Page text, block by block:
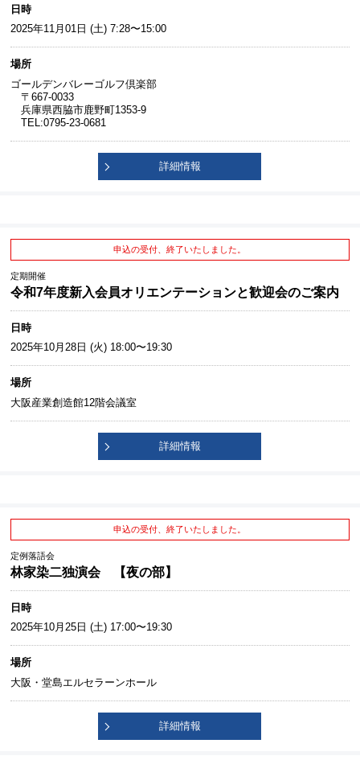
日時
2025年11月01日 (土) 7:28〜15:00
場所
ゴールデンバレーゴルフ倶楽部
〒667-0033
兵庫県西脇市鹿野町1353-9
TEL:0795-23-0681
詳細情報
申込の受付、終了いたしました。
定期開催
令和7年度新入会員オリエンテーションと歓迎会のご案内
日時
2025年10月28日 (火) 18:00〜19:30
場所
大阪産業創造館12階会議室
詳細情報
申込の受付、終了いたしました。
定例落語会
林家染二独演会 【夜の部】
日時
2025年10月25日 (土) 17:00〜19:30
場所
大阪・堂島エルセラーンホール
詳細情報